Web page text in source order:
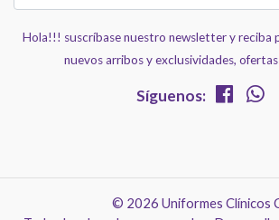
Hola!!! suscríbase nuestro newsletter y reciba
nuevos arribos y exclusividades,
Síguenos:
© 2026 Uniformes Clínicos